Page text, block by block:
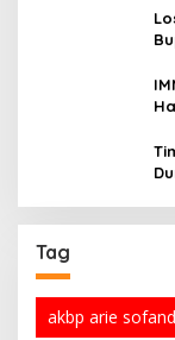
Tag
akbp arie